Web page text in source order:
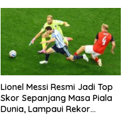
Lionel Messi Resmi Jadi Top
Skor Sepanjang Masa Piala
Dunia, Lampaui Rekor